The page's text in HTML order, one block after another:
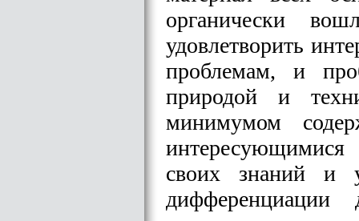
органически
удовлетворить
проблемам, и
природой и
минимумом
своих знаний и
дифференциации